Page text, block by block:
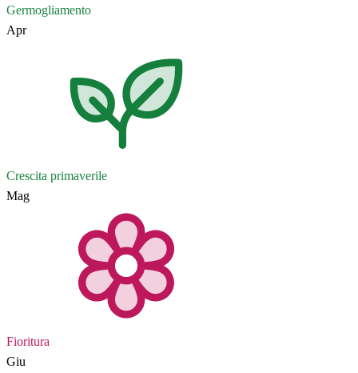
Germogliamento
Apr
Crescita primaverile
Mag
Fioritura
Giu